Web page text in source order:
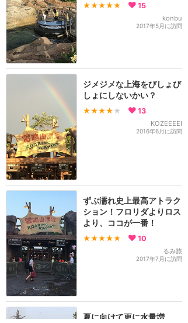
★★★★★ 15
konbu
2017年5月に訪問
ジメジメな上海をびしょび
しょにしないかい？
★★★★ ★ 13
KOZEEEEI
2016年6月に訪問
ずぶ濡れ史上最高アトラク
ション！フロリダよりロス
より、ココが一番！
★★★★★ 10
るみ旅
2017年7月に訪問
夏に向けて更に水量増